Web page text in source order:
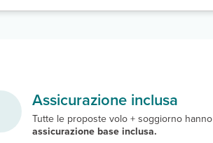
Assicurazione inclusa
Tutte le proposte volo + soggiorno hanno
assicurazione base inclusa.